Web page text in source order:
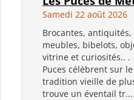
Samedi 22 août 2026
Brocantes, antiquités,
meubles, bibelots,
vitrine et curiosités.. .
Puces célèbrent sur
tradition vieille de
trouve un éventail tr...